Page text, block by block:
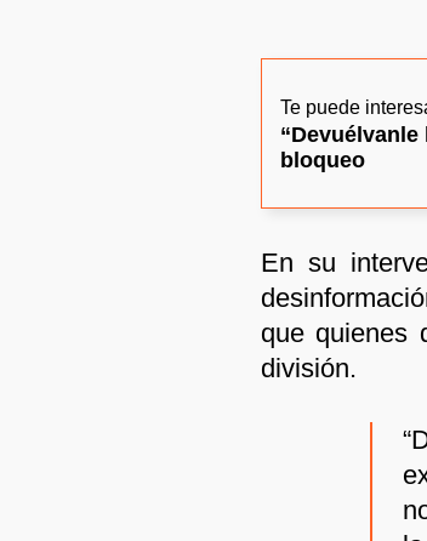
Te puede
bloqueo
En su
que quienes
división.